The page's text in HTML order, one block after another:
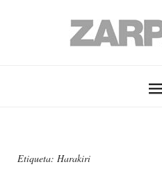
Etiqueta: Harakiri